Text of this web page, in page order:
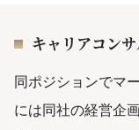
キャリアコン
同ポジションでマ
には同社の経営企